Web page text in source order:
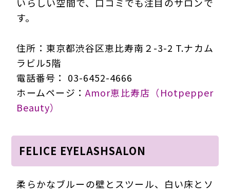
いらしい空間で、口コミでも注目のサロンで
す。
住所：東京都渋谷区恵比寿南２-3-2 T.ナカム
ラビル5階
電話番号： 03-6452-4666
ホームページ：Amor恵比寿店（Hotpepper
Beauty）
FELICE EYELASHSALON
柔らかなブルーの壁とスツール、白い床とソ